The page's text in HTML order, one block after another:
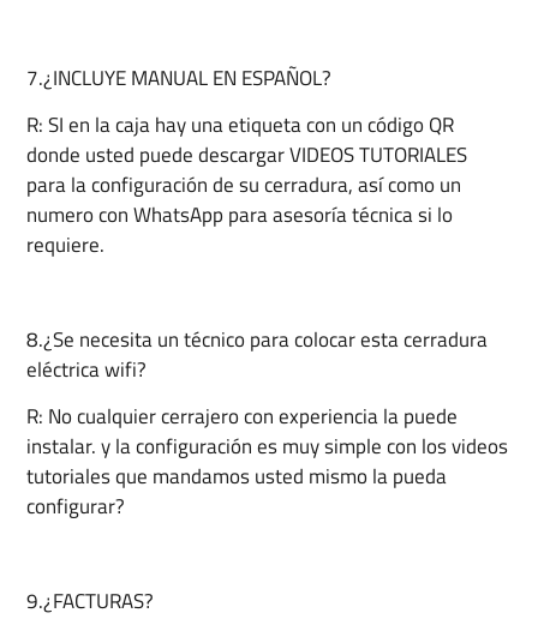
7.¿INCLUYE MANUAL EN ESPAÑOL?
R: SI en la caja hay una etiqueta con un código QR
donde usted puede descargar VIDEOS TUTORIALES
para la configuración de su cerradura, así como un
numero con WhatsApp para asesoría técnica si lo
requiere.
8.¿Se necesita un técnico para colocar esta cerradura
eléctrica wifi?
R: No cualquier cerrajero con experiencia la puede
instalar. y la configuración es muy simple con los videos
tutoriales que mandamos usted mismo la pueda
configurar?
9.¿FACTURAS?